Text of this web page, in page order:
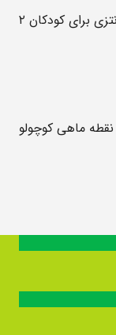
برای کودکان ۲
ماهی کوچولو